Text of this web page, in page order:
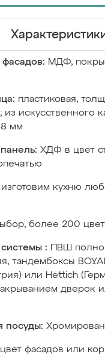
МДФ,
пластиковая,
искусственного
мм
ХДФ в цвет
изготовим кухню
более 200
:
ПВШ
тандембоксы
или Hettich
дверок
посуды:
фасадов или